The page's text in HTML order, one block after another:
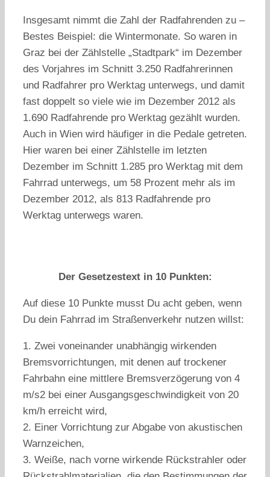
Insgesamt nimmt die Zahl der Radfahrenden zu –
Bestes Beispiel: die Wintermonate. So waren in
Graz bei der Zählstelle „Stadtpark“ im Dezember
des Vorjahres im Schnitt 3.250 Radfahrerinnen
und Radfahrer pro Werktag unterwegs, und damit
fast doppelt so viele wie im Dezember 2012 als
1.690 Radfahrende pro Werktag gezählt wurden.
Auch in Wien wird häufiger in die Pedale getreten.
Hier waren bei einer Zählstelle im letzten
Dezember im Schnitt 1.285 pro Werktag mit dem
Fahrrad unterwegs, um 58 Prozent mehr als im
Dezember 2012, als 813 Radfahrende pro
Werktag unterwegs waren.
Der Gesetzestext in 10 Punkten:
Auf diese 10 Punkte musst Du acht geben, wenn
Du dein Fahrrad im Straßenverkehr nutzen willst:
1. Zwei voneinander unabhängig wirkenden
Bremsvorrichtungen, mit denen auf trockener
Fahrbahn eine mittlere Bremsverzögerung von 4
m/s2 bei einer Ausgangsgeschwindigkeit von 20
km/h erreicht wird,
2. Einer Vorrichtung zur Abgabe von akustischen
Warnzeichen,
3. Weiße, nach vorne wirkende Rückstrahler oder